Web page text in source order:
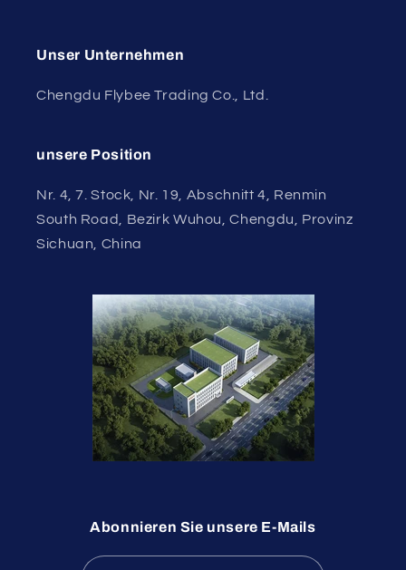
Unser Unternehmen
Chengdu Flybee Trading Co., Ltd.
unsere Position
Nr. 4, 7. Stock, Nr. 19, Abschnitt 4, Renmin
South Road, Bezirk Wuhou, Chengdu, Provinz
Sichuan, China
Abonnieren Sie unsere E-Mails